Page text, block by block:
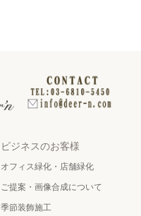
ビジネスのお客様
オフィス緑化・店舗緑化
ご提案・画像合成について
季節装飾施工